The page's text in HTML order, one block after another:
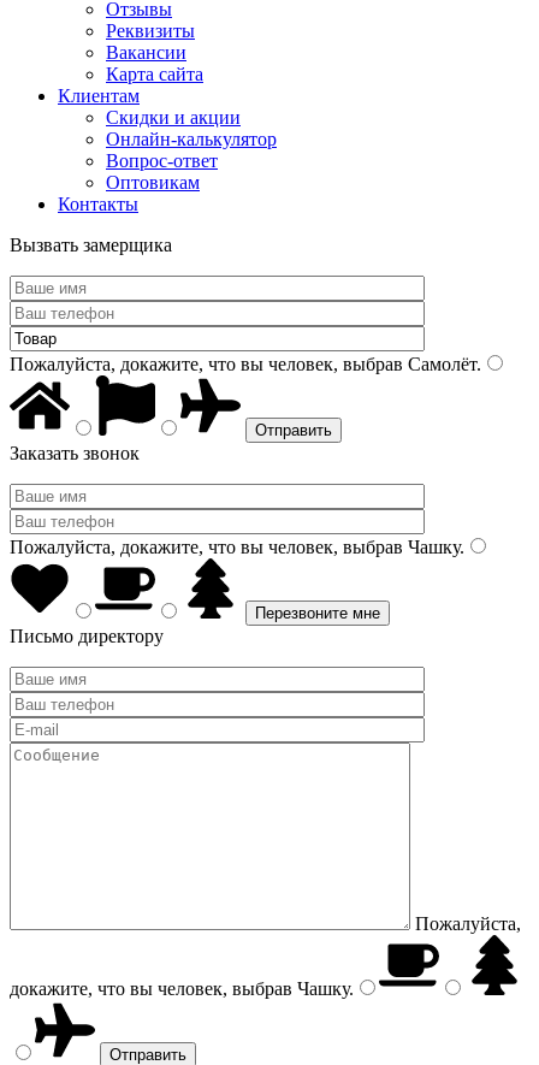
Отзывы
Реквизиты
Вакансии
Карта сайта
Клиентам
Скидки и акции
Онлайн-калькулятор
Вопрос-ответ
Оптовикам
Контакты
Вызвать замерщика
Пожалуйста, докажите, что вы человек, выбрав Самолёт.
Заказать звонок
Пожалуйста, докажите, что вы человек, выбрав Чашку.
Письмо директору
Пожалуйста,
докажите, что вы человек, выбрав Чашку.